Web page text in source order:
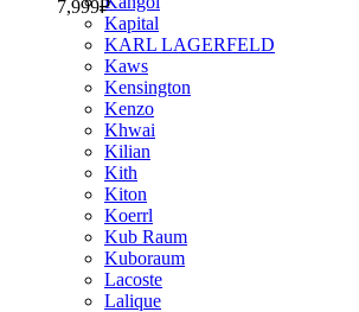
Kapital
KARL LAGERFELD
Kaws
Kensington
Kenzo
Khwai
Kilian
Kith
Kiton
Koerrl
Kub Raum
Kuboraum
Lacoste
Lalique
7,999₽